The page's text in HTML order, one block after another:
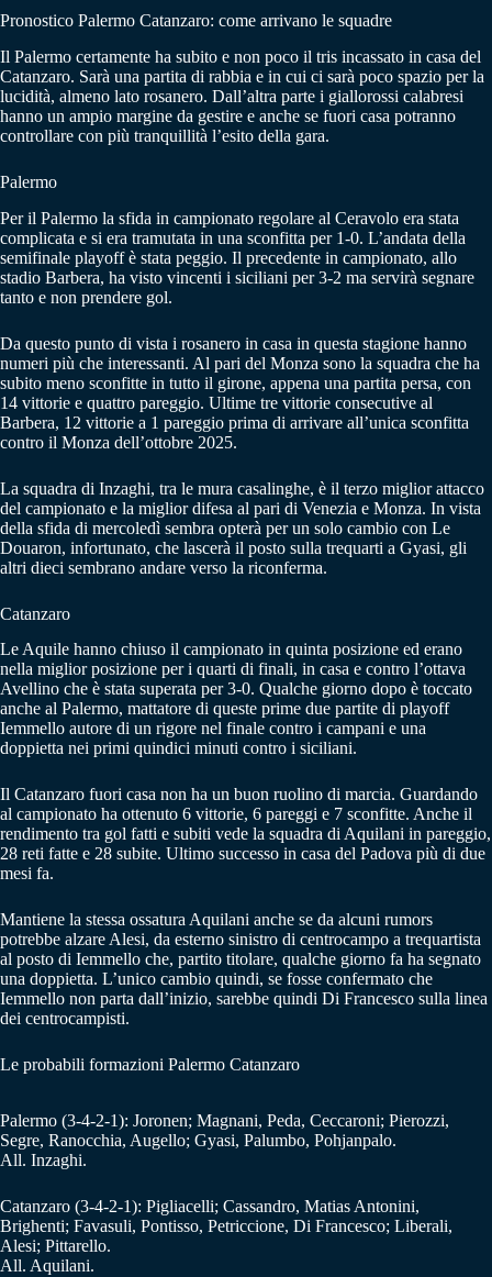
Pronostico Palermo Catanzaro: come arrivano le squadre
Il Palermo certamente ha subito e non poco il tris incassato in casa del
Catanzaro. Sarà una partita di rabbia e in cui ci sarà poco spazio per la
lucidità, almeno lato rosanero. Dall’altra parte i giallorossi calabresi
hanno un ampio margine da gestire e anche se fuori casa potranno
controllare con più tranquillità l’esito della gara.
Palermo
Per il Palermo la sfida in campionato regolare al Ceravolo era stata
complicata e si era tramutata in una sconfitta per 1-0. L’andata della
semifinale playoff è stata peggio. Il precedente in campionato, allo
stadio Barbera, ha visto vincenti i siciliani per 3-2 ma servirà segnare
tanto e non prendere gol.
Da questo punto di vista i rosanero in casa in questa stagione hanno
numeri più che interessanti. Al pari del Monza sono la squadra che ha
subito meno sconfitte in tutto il girone, appena una partita persa, con
14 vittorie e quattro pareggio. Ultime tre vittorie consecutive al
Barbera, 12 vittorie a 1 pareggio prima di arrivare all’unica sconfitta
contro il Monza dell’ottobre 2025.
La squadra di Inzaghi, tra le mura casalinghe, è il terzo miglior attacco
del campionato e la miglior difesa al pari di Venezia e Monza. In vista
della sfida di mercoledì sembra opterà per un solo cambio con Le
Douaron, infortunato, che lascerà il posto sulla trequarti a Gyasi, gli
altri dieci sembrano andare verso la riconferma.
Catanzaro
Le Aquile hanno chiuso il campionato in quinta posizione ed erano
nella miglior posizione per i quarti di finali, in casa e contro l’ottava
Avellino che è stata superata per 3-0. Qualche giorno dopo è toccato
anche al Palermo, mattatore di queste prime due partite di playoff
Iemmello autore di un rigore nel finale contro i campani e una
doppietta nei primi quindici minuti contro i siciliani.
Il Catanzaro fuori casa non ha un buon ruolino di marcia. Guardando
al campionato ha ottenuto 6 vittorie, 6 pareggi e 7 sconfitte. Anche il
rendimento tra gol fatti e subiti vede la squadra di Aquilani in pareggio,
28 reti fatte e 28 subite. Ultimo successo in casa del Padova più di due
mesi fa.
Mantiene la stessa ossatura Aquilani anche se da alcuni rumors
potrebbe alzare Alesi, da esterno sinistro di centrocampo a trequartista
al posto di Iemmello che, partito titolare, qualche giorno fa ha segnato
una doppietta. L’unico cambio quindi, se fosse confermato che
Iemmello non parta dall’inizio, sarebbe quindi Di Francesco sulla linea
dei centrocampisti.
Le probabili formazioni Palermo Catanzaro
Palermo (3-4-2-1): Joronen; Magnani, Peda, Ceccaroni; Pierozzi,
Segre, Ranocchia, Augello; Gyasi, Palumbo, Pohjanpalo.
All. Inzaghi.
Catanzaro (3-4-2-1): Pigliacelli; Cassandro, Matias Antonini,
Brighenti; Favasuli, Pontisso, Petriccione, Di Francesco; Liberali,
Alesi; Pittarello.
All. Aquilani.